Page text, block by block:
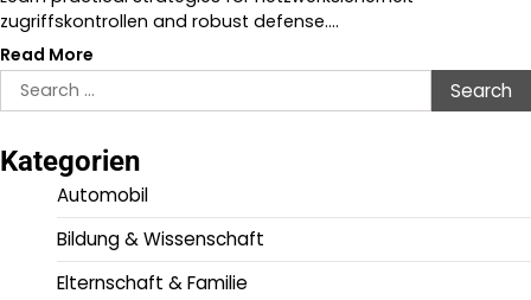
zugriffskontrollen and robust defense.…
Read More
Search
for:
Kategorien
Automobil
Bildung & Wissenschaft
Elternschaft & Familie